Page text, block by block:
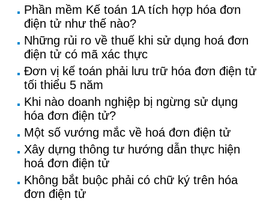
Phần mềm Kế toán 1A tích hợp hóa đơn
điện tử như thế nào?
Những rủi ro về thuế khi sử dụng hoá đơn
điện tử có mã xác thực
Đơn vị kế toán phải lưu trữ hóa đơn điện tử
tối thiểu 5 năm
Khi nào doanh nghiệp bị ngừng sử dụng
hóa đơn điện tử?
Một số vướng mắc về hoá đơn điện tử
Xây dựng thông tư hướng dẫn thực hiện
hoá đơn điện tử
Không bắt buộc phải có chữ ký trên hóa
đơn điện tử